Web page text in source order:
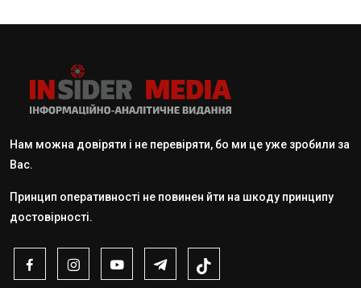
Нам можна довіряти і не перевіряти, бо ми це уже зробили за
Вас.
Принцип оперативності не повинен йти на шкоду принципу
достовірності.